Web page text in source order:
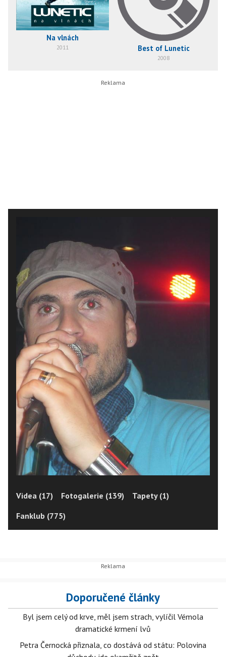
Na vlnách
2011 Best of Lunetic
2008
Videa (17) Fotogalerie (139)
Tapety (1)
Fanklub (775)
Doporučené články
Byl jsem celý od krve, měl jsem strach, vylíčil Vémola
dramatické krmení lvů
Petra Černocká přiznala, co dostává od státu: Polovina